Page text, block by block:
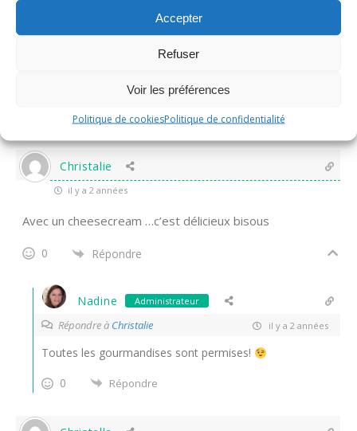
Accepter
Refuser
Voir les préférences
Politique de cookiesPolitique de confidentialité
Nadine Administrateur
Merci beaucoup Annyvonne!
Répondre
Christalie
il y a 2 années
Avec un cheesecream …c’est délicieux bisous
0 Répondre
Nadine Administrateur
Répondre à Christalie il y a 2 années
Toutes les gourmandises sont permises!
0
Répondre